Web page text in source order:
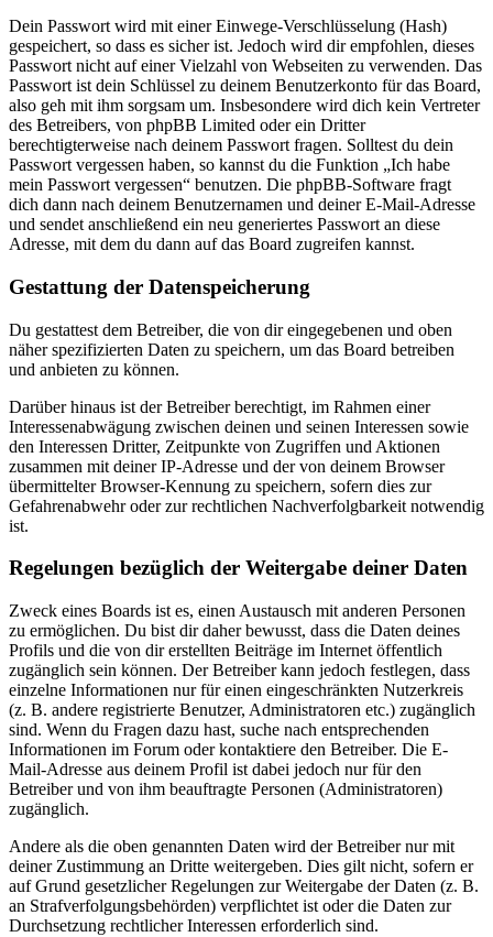
Dein Passwort wird mit einer Einwege-Verschlüsselung (Hash)
gespeichert, so dass es sicher ist. Jedoch wird dir empfohlen, dieses
Passwort nicht auf einer Vielzahl von Webseiten zu verwenden. Das
Passwort ist dein Schlüssel zu deinem Benutzerkonto für das Board,
also geh mit ihm sorgsam um. Insbesondere wird dich kein Vertreter
des Betreibers, von phpBB Limited oder ein Dritter
berechtigterweise nach deinem Passwort fragen. Solltest du dein
Passwort vergessen haben, so kannst du die Funktion „Ich habe
mein Passwort vergessen“ benutzen. Die phpBB-Software fragt
dich dann nach deinem Benutzernamen und deiner E-Mail-Adresse
und sendet anschließend ein neu generiertes Passwort an diese
Adresse, mit dem du dann auf das Board zugreifen kannst.
Gestattung der Datenspeicherung
Du gestattest dem Betreiber, die von dir eingegebenen und oben
näher spezifizierten Daten zu speichern, um das Board betreiben
und anbieten zu können.
Darüber hinaus ist der Betreiber berechtigt, im Rahmen einer
Interessenabwägung zwischen deinen und seinen Interessen sowie
den Interessen Dritter, Zeitpunkte von Zugriffen und Aktionen
zusammen mit deiner IP-Adresse und der von deinem Browser
übermittelter Browser-Kennung zu speichern, sofern dies zur
Gefahrenabwehr oder zur rechtlichen Nachverfolgbarkeit notwendig
ist.
Regelungen bezüglich der Weitergabe deiner Daten
Zweck eines Boards ist es, einen Austausch mit anderen Personen
zu ermöglichen. Du bist dir daher bewusst, dass die Daten deines
Profils und die von dir erstellten Beiträge im Internet öffentlich
zugänglich sein können. Der Betreiber kann jedoch festlegen, dass
einzelne Informationen nur für einen eingeschränkten Nutzerkreis
(z. B. andere registrierte Benutzer, Administratoren etc.) zugänglich
sind. Wenn du Fragen dazu hast, suche nach entsprechenden
Informationen im Forum oder kontaktiere den Betreiber. Die E-
Mail-Adresse aus deinem Profil ist dabei jedoch nur für den
Betreiber und von ihm beauftragte Personen (Administratoren)
zugänglich.
Andere als die oben genannten Daten wird der Betreiber nur mit
deiner Zustimmung an Dritte weitergeben. Dies gilt nicht, sofern er
auf Grund gesetzlicher Regelungen zur Weitergabe der Daten (z. B.
an Strafverfolgungsbehörden) verpflichtet ist oder die Daten zur
Durchsetzung rechtlicher Interessen erforderlich sind.